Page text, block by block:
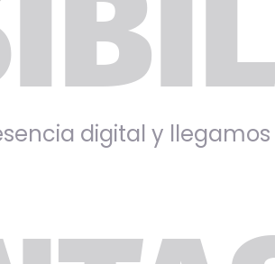
digital y